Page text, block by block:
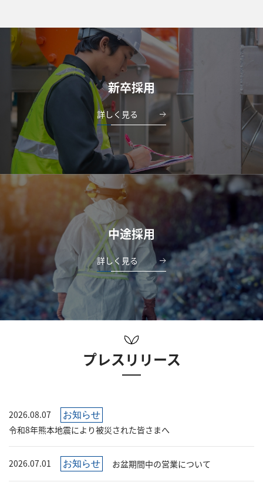
新卒採用
詳しく見る
中途採用
詳しく見る
プレスリリース
2026.08.07 お知らせ
令和8年熊本地震により被災された皆さまへ
2026.07.01 お知らせ お盆期間中の営業について